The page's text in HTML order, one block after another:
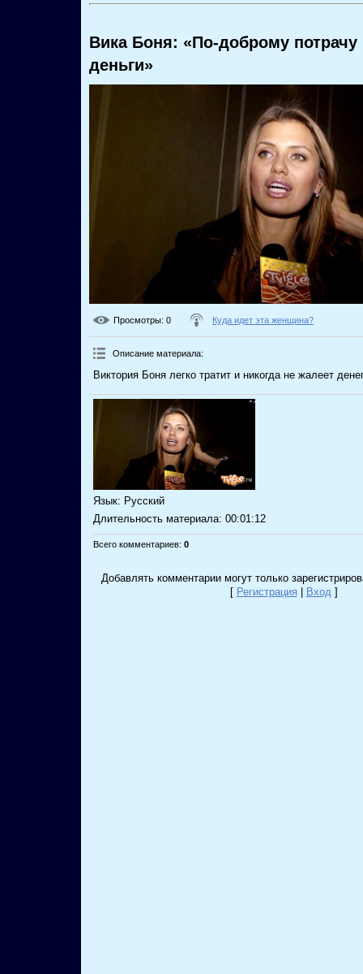
Вика Боня: «По-доброму потрачу
деньги»
Просмотры: 0 Куда идет эта женщина?
Описание материала:
Виктория Боня легко тратит и никогда не жалеет
Язык: Русский
Длительность материала: 00:01:12
Всего комментариев: 0
Добавлять комментарии могут только
[ Регистрация Вход]